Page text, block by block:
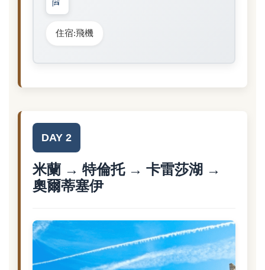
住宿:飛機
DAY 2
米蘭 → 特倫托 → 卡雷莎湖 →
奧爾蒂塞伊